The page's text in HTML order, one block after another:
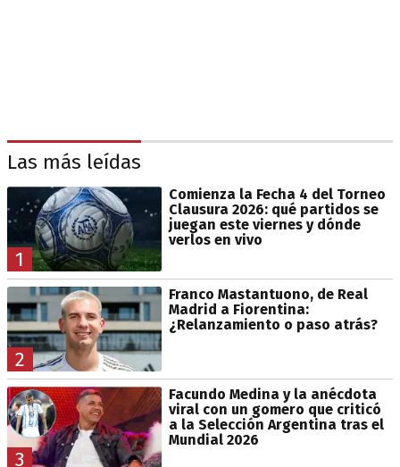
Las más leídas
1
Comienza la Fecha 4 del Torneo
Clausura 2026: qué partidos se
juegan este viernes y dónde
verlos en vivo
2
Franco Mastantuono, de Real
Madrid a Fiorentina:
¿Relanzamiento o paso atrás?
3
Facundo Medina y la anécdota
viral con un gomero que criticó
a la Selección Argentina tras el
Mundial 2026